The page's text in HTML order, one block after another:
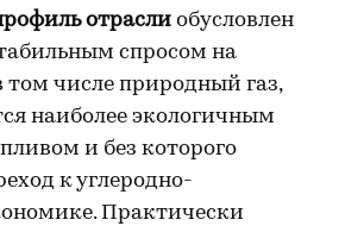
отрасли обусловлен
спросом на
том числе природный газ,
наиболее экологичным
и без которого
к углеродно-
Практически